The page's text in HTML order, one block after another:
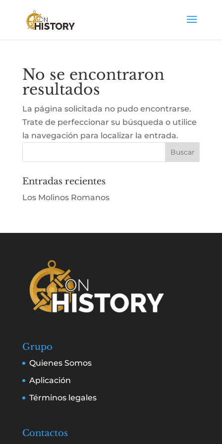
No se encontraron
resultados
La página solicitada no pudo encontrarse.
Trate de perfeccionar su búsqueda o utilice
la navegación para localizar la entrada.
Entradas recientes
Los Molinos Romanos
Grupo
Quienes Somos
Aplicación
Términos legales
Contactos